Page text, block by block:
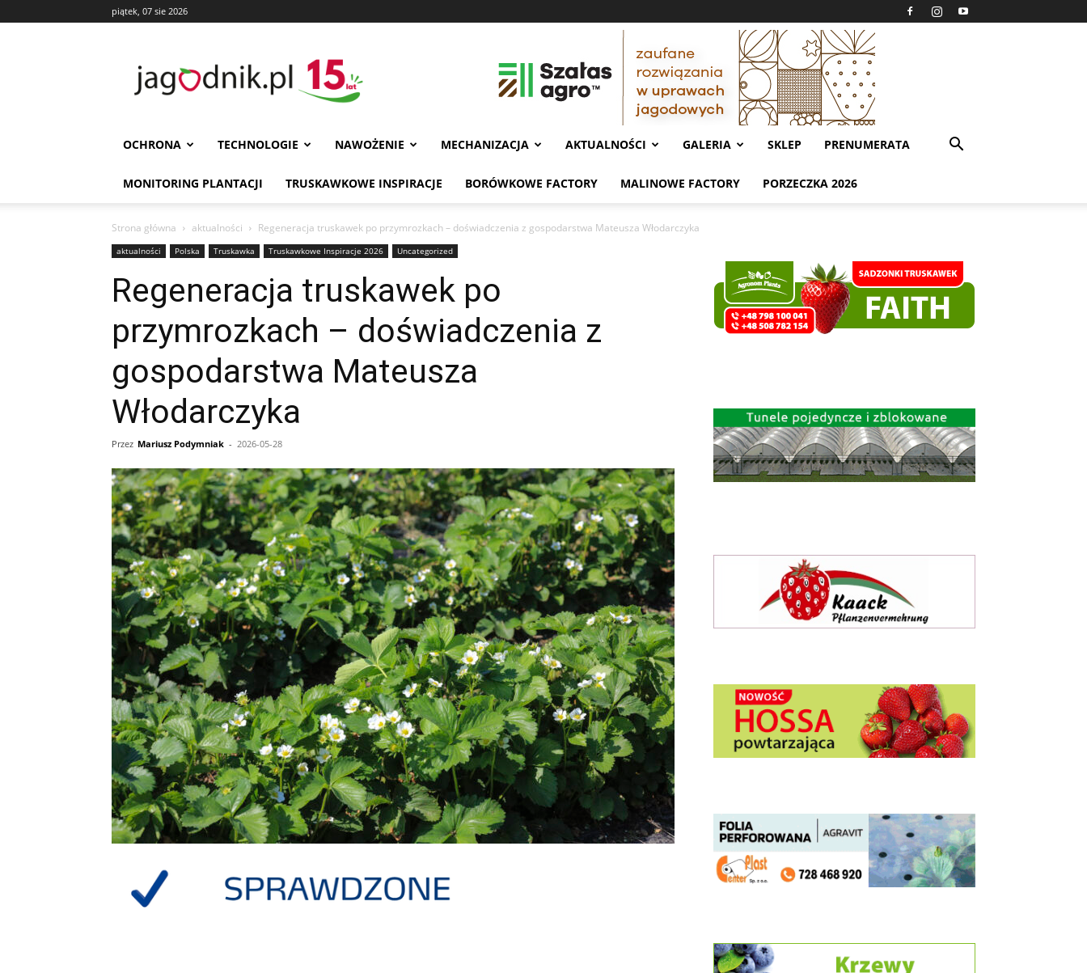
piątek, 07 sie 2026
OCHRONA TECHNOLOGIE NAWOŻENIE MECHANIZACJA AKTUALNOŚCI GALERIA SKLEP PRENUMERATA
MONITORING PLANTACJI TRUSKAWKOWE INSPIRACJE BORÓWKOWE FACTORY MALINOWE FACTORY PORZECZKA 2026
Strona główna aktualności Regeneracja truskawek po przymrozkach – doświadczenia z gospodarstwa Mateusza Włodarczyka
aktualności Polska Truskawka Truskawkowe Inspiracje 2026 Uncategorized
Regeneracja truskawek po
przymrozkach – doświadczenia z
gospodarstwa Mateusza
Włodarczyka
Przez Mariusz Podymniak - 2026-05-28